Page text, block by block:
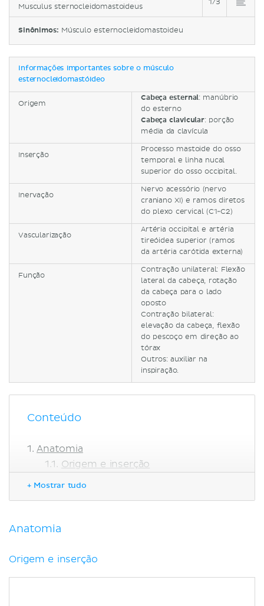
Musculus sternocleidomastoideus
1/3
Sinônimos: Músculo esternocleidomastoideu
Informações importantes sobre o músculo
esternocleidomastóideo
Origem
Cabeça esternal: manúbrio
do esterno
Cabeça clavicular: porção
média da clavícula
Inserção
Processo mastoide do osso
temporal e linha nucal
superior do osso occipital.
Inervação
Nervo acessório (nervo
craniano XI) e ramos diretos
do plexo cervical (C1-C2)
Vascularização
Artéria occipital e artéria
tireóidea superior (ramos
da artéria carótida externa)
Função
Contração unilateral: Flexão
lateral da cabeça, rotação
da cabeça para o lado
oposto
Contração bilateral:
elevação da cabeça, flexão
do pescoço em direção ao
tórax
Outros: auxiliar na
inspiração.
Conteúdo
Anatomia
Origem e inserção
+ Mostrar tudo
Anatomia
Origem e inserção